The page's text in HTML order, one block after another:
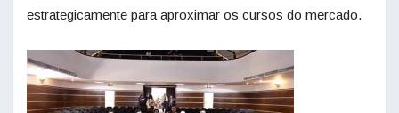
estrategicamente para aproximar os cursos do mercado.